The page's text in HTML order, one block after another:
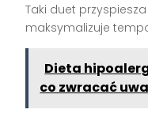
Taki duet
maksymalizuje
Dieta
co zwracać